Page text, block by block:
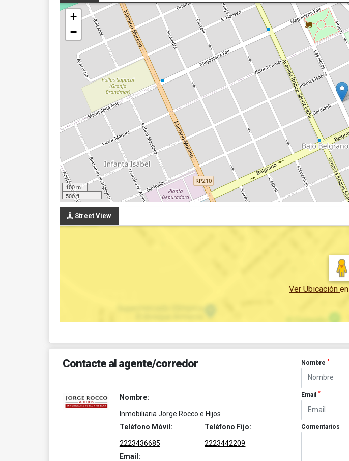
+
−
100 m
500 ft
Street View
Ver Ubicación en
Contacte al agente/corredor
Nombre:
Inmobiliaria Jorge Rocco e Hijos
Teléfono Móvil:
2223436685
Teléfono Fijo:
2223442209
Email:
Nombre*
Email*
Comentarios